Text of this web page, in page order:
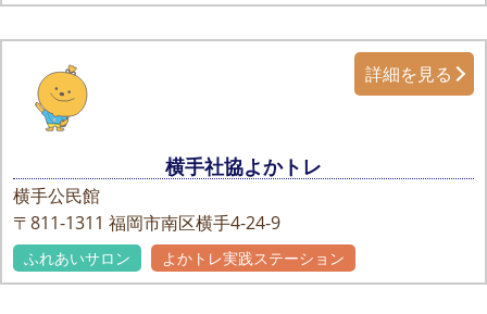
横手社協よかトレ
横手公民館
〒811-1311 福岡市南区横手4-24-9
詳細を見る
ふれあいサロン よかトレ実践ステーション